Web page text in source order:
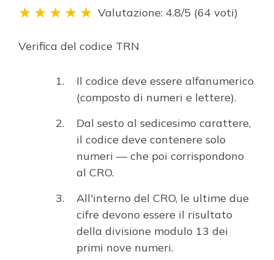
Valutazione: 4.8/5 (64 voti)
Verifica del codice TRN
Il codice deve essere alfanumerico
(composto di numeri e lettere).
Dal sesto al sedicesimo carattere,
il codice deve contenere solo
numeri — che poi corrispondono
al CRO.
All'interno del CRO, le ultime due
cifre devono essere il risultato
della divisione modulo 13 dei
primi nove numeri.